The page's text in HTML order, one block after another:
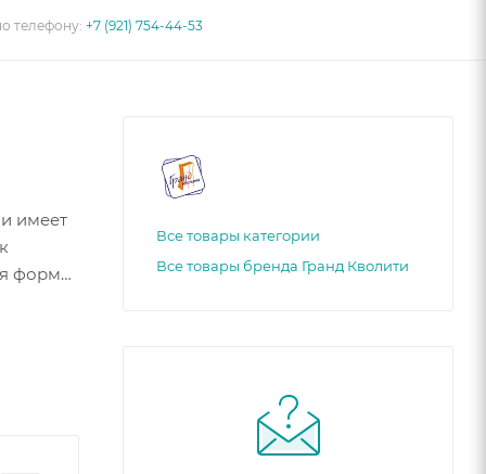
телефону:+7 (921) 754-44-53
имеет
форма
Все товары категории
Все товары бренда Гранд Кволити